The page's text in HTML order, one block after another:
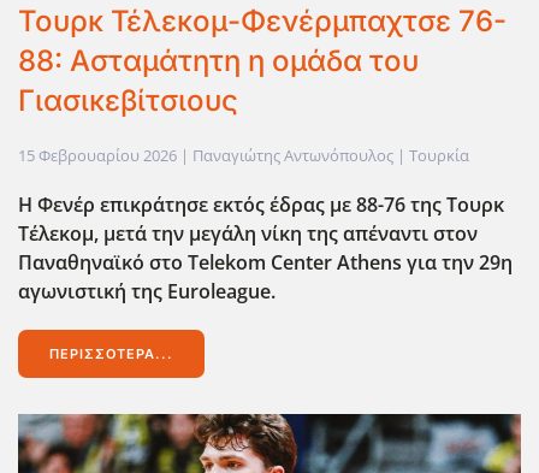
Τουρκ Τέλεκομ-Φενέρμπαχτσε 76-
88: Ασταμάτητη η ομάδα του
Γιασικεβίτσιους
15 Φεβρουαρίου 2026 | Παναγιώτης Αντωνόπουλος | Τουρκία
Η Φενέρ επικράτησε εκτός έδρας με 88-76 της Τουρκ
Τέλεκομ, μετά την μεγάλη νίκη της απέναντι στον
Παναθηναϊκό στο Telekom Center Athens για την 29η
αγωνιστική της Euroleague.
ΠΕΡΙΣΣΌΤΕΡΑ...